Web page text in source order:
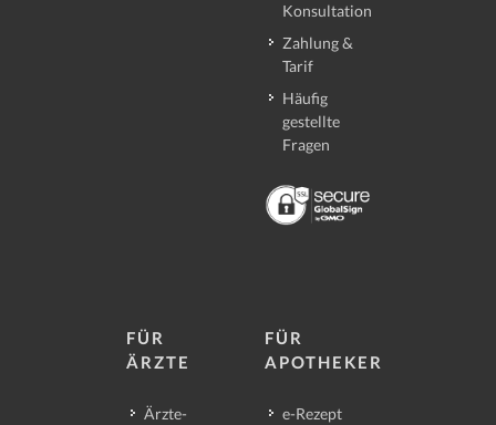
Konsultation
Zahlung &
Tarif
Häufig
gestellte
Fragen
FÜR
ÄRZTE
Ärzte-
FÜR
APOTHEKER
e-Rezept